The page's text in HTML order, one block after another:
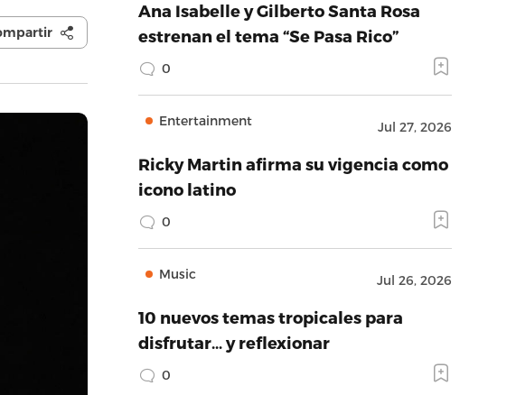
Ana Isabelle y Gilberto Santa Rosa
estrenan el tema “Se Pasa Rico”
0
Entertainment Jul 27, 2026
Ricky Martin afirma su vigencia como
icono latino
0
Music Jul 26, 2026
10 nuevos temas tropicales para
disfrutar… y reflexionar
0